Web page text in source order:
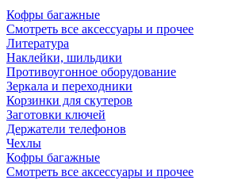
Кофры багажные
Смотреть все аксессуары и прочее
Литература
Наклейки, шильдики
Противоугонное оборудование
Зеркала и переходники
Корзинки для скутеров
Заготовки ключей
Держатели телефонов
Чехлы
Кофры багажные
Смотреть все аксессуары и прочее